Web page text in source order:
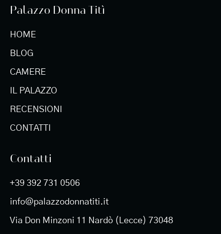
Palazzo Donna Titì
HOME
BLOG
CAMERE
IL PALAZZO
RECENSIONI
CONTATTI
Contatti
+39 392 731 0506
info@palazzodonnatiti.it
Via Don Minzoni 11 Nardò (Lecce) 73048